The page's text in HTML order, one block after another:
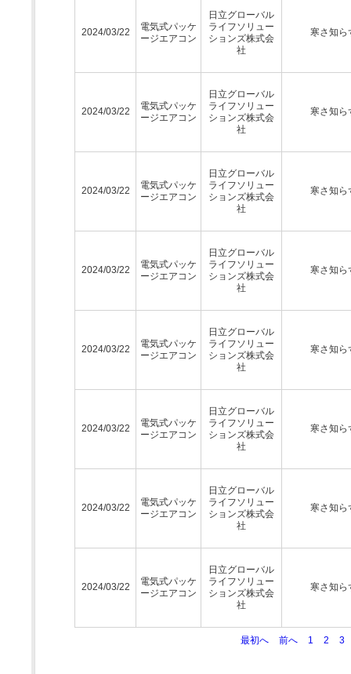
2024/03/22
電気式パッケ
ージエアコン
日立グローバル
ライフソリュー
ションズ株式会
社
寒さ知ら
2024/03/22
電気式パッケ
ージエアコン
日立グローバル
ライフソリュー
ションズ株式会
社
寒さ知ら
2024/03/22
電気式パッケ
ージエアコン
日立グローバル
ライフソリュー
ションズ株式会
社
寒さ知ら
2024/03/22
電気式パッケ
ージエアコン
日立グローバル
ライフソリュー
ションズ株式会
社
寒さ知ら
2024/03/22
電気式パッケ
ージエアコン
日立グローバル
ライフソリュー
ションズ株式会
社
寒さ知ら
2024/03/22
電気式パッケ
ージエアコン
日立グローバル
ライフソリュー
ションズ株式会
社
寒さ知ら
2024/03/22
電気式パッケ
ージエアコン
日立グローバル
ライフソリュー
ションズ株式会
社
寒さ知ら
2024/03/22
電気式パッケ
ージエアコン
日立グローバル
ライフソリュー
ションズ株式会
社
寒さ知ら
最初へ 前へ 1 2 3